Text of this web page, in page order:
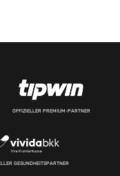
OFFIZIELLER PREMIUM-PARTNER
GESUNDHEITSPARTNER